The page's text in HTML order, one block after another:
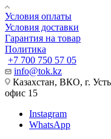
Условия оплаты
Условия доставки
Гарантия на товар
Политика
+7 700 750 57 05
info@tok.kz
Казахстан, ВКО, г.
офис 15
Instagram
WhatsApp